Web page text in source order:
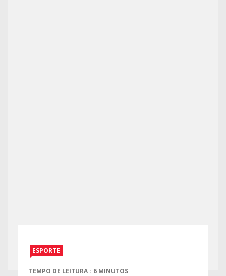
ESPORTE
TEMPO DE LEITURA : 6 MINUTOS